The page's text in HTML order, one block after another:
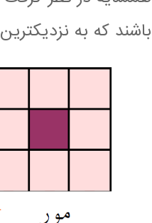
باشند كه به